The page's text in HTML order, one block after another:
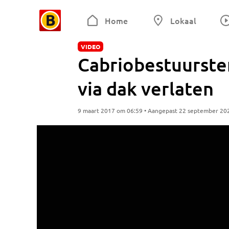
Home Lokaal
VIDEO
via dak verlaten
9 maart 2017 om 06:59 • Aangepast 22 september